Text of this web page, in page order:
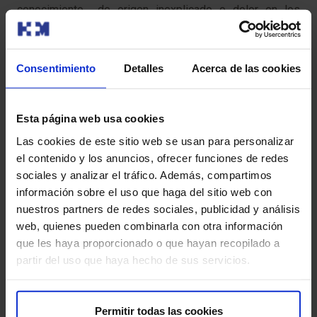
Consentimiento Detalles Acerca de las cookies
Esta página web usa cookies
Las cookies de este sitio web se usan para personalizar
el contenido y los anuncios, ofrecer funciones de redes
sociales y analizar el tráfico. Además, compartimos
información sobre el uso que haga del sitio web con
nuestros partners de redes sociales, publicidad y análisis
web, quienes pueden combinarla con otra información
que les haya proporcionado o que hayan recopilado a
partir del uso que haya hecho de sus servicios.
Permitir todas las cookies
conocimiento de origen inexplicado o dolor en los
miembros inferiores al caminar. La exploración física, una
En función de estos datos preliminares el cardiólogo
programa de forma escalonada distintas pruebas
valorativas para conocer el estado real del corazón y las
arterias. (Ecocardiografía, prueba de esfuerzo, angioTAC
coronario, resonancia cardiaca o la arteriografía
coronaria). «Es fundamental la concienciación de que la
enfermedad cardiovascular no es una enfermedad del
varón y que ante cualquier síntoma de alarma debe acudir
con precocidad al hospital y no con el retraso de tiempo
con el que muchas veces aparecen en Urgencias»,